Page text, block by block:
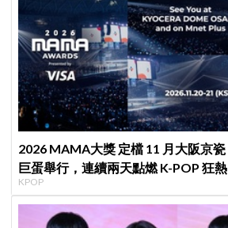
2026 MAMA大獎 定檔 11 月大阪京瓷
巨蛋舉行，連續兩天點燃 K-POP 狂熱
KPOP